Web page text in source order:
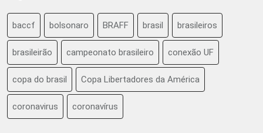
baccf bolsonaro BRAFF brasil brasileiros
brasileirão campeonato brasileiro conexão UF
copa do brasil Copa Libertadores da América
coronavirus coronavírus